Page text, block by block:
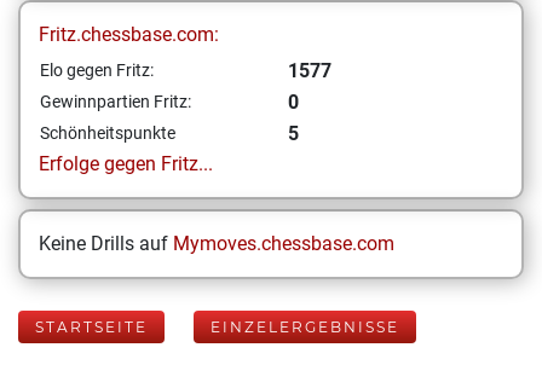
Fritz.chessbase.com:
Elo gegen Fritz: 1577
Gewinnpartien Fritz: 0
Schönheitspunkte
5
Erfolge gegen Fritz...
Keine Drills auf Mymoves.chessbase.com
STARTSEITE EINZELERGEBNISSE